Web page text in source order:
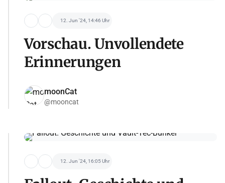
12. Jun '24, 14:46 Uhr
Vorschau. Unvollendete
Erinnerungen
moonCat
@mooncat
12. Jun '24, 16:05 Uhr